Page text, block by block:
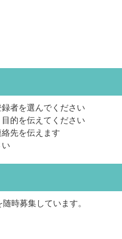
者を選んでください
的を伝えてください
先を伝えます
い
時募集しています。